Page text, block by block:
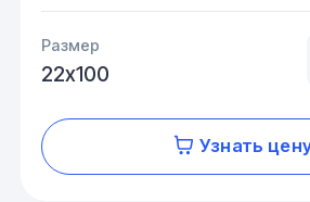
Размер
22х100
Узнать